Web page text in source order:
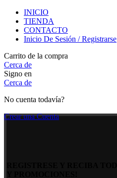
INICIO
TIENDA
CONTACTO
Inicio De Sesión / Registrarse
Carrito de la compra
Cerca de
Signo en
Cerca de
No cuenta todavía?
Crear una Cuenta